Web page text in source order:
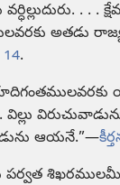
. . .
అతడు
14.
ఆయనే.”—
పర్వత